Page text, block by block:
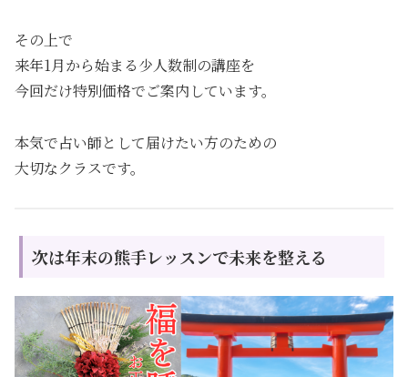
その上で
来年1月から始まる少人数制の講座を
今回だけ特別価格でご案内しています。
本気で占い師として届けたい方のための
大切なクラスです。
次は年末の熊手レッスンで未来を整える